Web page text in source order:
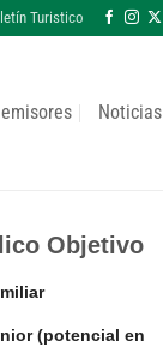
Turistico
Noticias
Objetivo
(potencial en